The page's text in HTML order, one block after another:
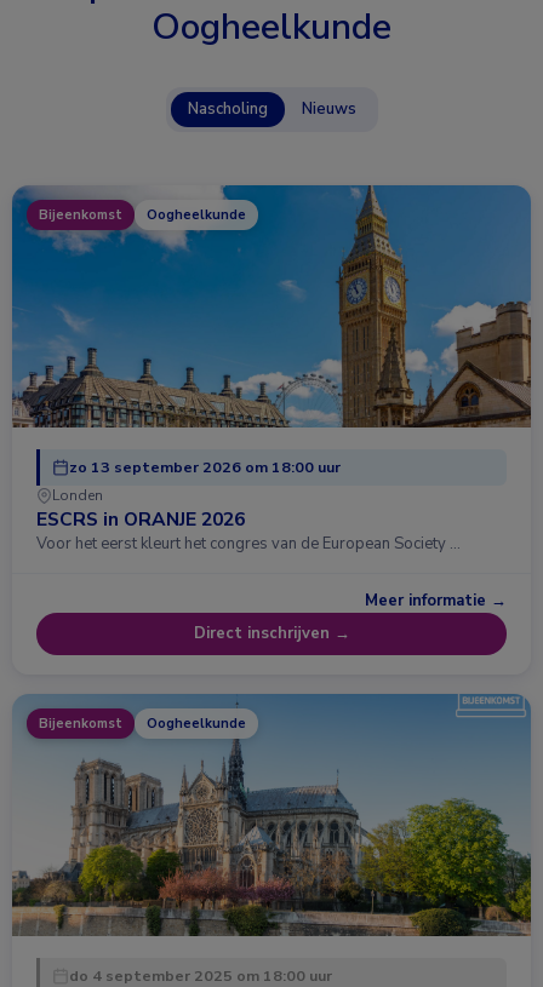
Oogheelkunde
Nascholing Nieuws
Bijeenkomst Oogheelkunde
zo 13 september 2026 om 18:00 uur
Londen
ESCRS in ORANJE 2026
Voor het eerst kleurt het congres van de European Society …
Meer informatie →
Direct inschrijven →
Bijeenkomst Oogheelkunde
do 4 september 2025 om 18:00 uur